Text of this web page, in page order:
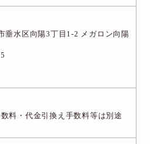
垂水区向陽3丁目1-2 メガロン向陽
料・代金引換え手数料等は別途